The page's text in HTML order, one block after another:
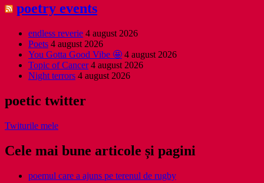
poetry events
endless reverie 4 august 2026
Poets 4 august 2026
You Gotta Good Vibe 🤩 4 august 2026
Topic of Cancer 4 august 2026
Night terrors 4 august 2026
poetic twitter
Twiturile mele
Cele mai bune articole și pagini
poemul care a ajuns pe terenul de rugby